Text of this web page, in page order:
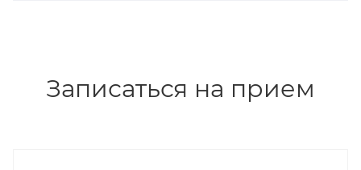
Записаться на прием